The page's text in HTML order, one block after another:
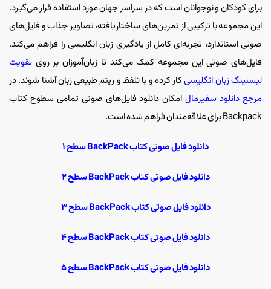
برای کودکان و نوجوانان است که در سراسر جهان مورد استفاده قرار می‌گیرد.
این مجموعه با ترکیبی از تمرین‌های ساختاریافته، تصاویر جذاب و فایل‌های
صوتی استاندارد، تجربه‌ای کامل از یادگیری زبان انگلیسی را فراهم می‌کند.
فایل‌های صوتی این مجموعه کمک می‌کند تا زبان‌آموزان بر روی تقویت
لیسنینگ زبان انگلیسیکار کرده و با تلفظ و ریتم طبیعی زبان آشنا شوند. در
مرجع دانلود سفیرمالامکان دانلود فایل‌های صوتی تمامی سطوح کتاب
Backpack برای علاقه‌مندان فراهم شده است.
دانلود فایل صوتی کتاب BackPack سطح ۱
دانلود فایل صوتی کتاب BackPack سطح ۲
دانلود فایل صوتی کتاب BackPack سطح ۳
دانلود فایل صوتی کتاب BackPack سطح ۴
دانلود فایل صوتی کتاب BackPack سطح ۵